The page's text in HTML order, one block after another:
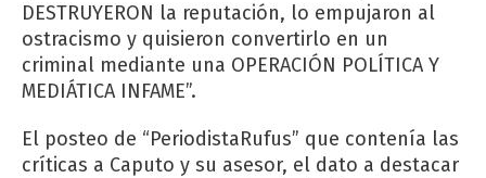
DESTRUYERON la reputación, lo empujaron al
ostracismo y quisieron convertirlo en un
criminal mediante una OPERACIÓN POLÍTICA Y
MEDIÁTICA INFAME”.
El posteo de “PeriodistaRufus” que contenía las
críticas a Caputo y su asesor, el dato a destacar